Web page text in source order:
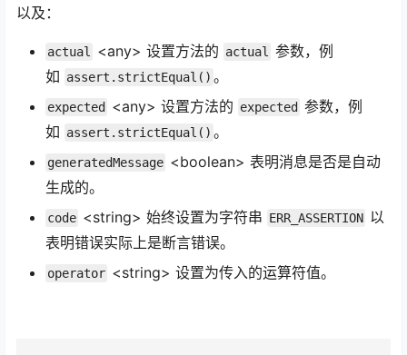
以及：
actual <any> 设置方法的 actual
参数，例
如 assert.strictEqual() 。
expected <any> 设置方法的 expected 参数，例
如 assert.strictEqual() 。
generatedMessage <boolean> 表明消息是否是自动
生成的。
code <string> 始终设置为字符串 ERR_ASSERTION 以
表明错误实际上是断言错误。
operator <string> 设置为传入的运算符值。